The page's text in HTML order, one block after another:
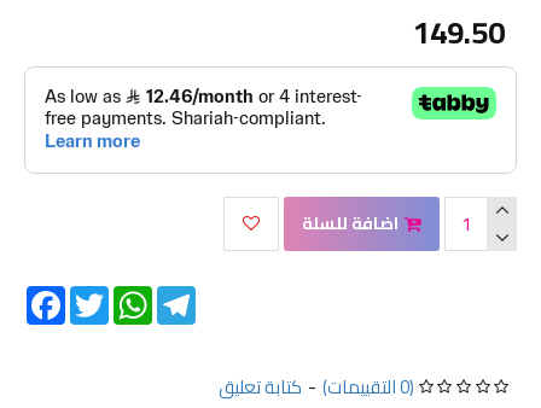
(0 التقييمات) - كتابة تعليق
149.50
اضافة للسلة
Twitter
WhatsAppTelegram